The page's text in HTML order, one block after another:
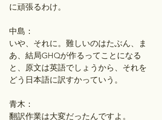
に頑張るわけ。
中島：
いや、それに。難しいのはたぶん、ま
あ、結局GHQが作るってことになる
と、原文は英語でしょうから、それを
どう日本語に訳すかっていう。
青木：
翻訳作業は大変だったんですよ。